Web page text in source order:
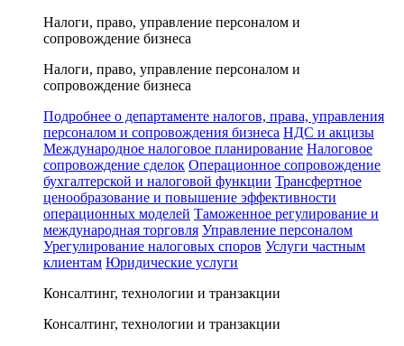
Налоги, право, управление персоналом и
сопровождение бизнеса
Налоги, право, управление персоналом и
сопровождение бизнеса
Подробнее о департаменте налогов, права, управления
персоналом и сопровождения бизнеса НДС и акцизы
Международное налоговое планирование Налоговое
сопровождение сделок Операционное сопровождение
бухгалтерской и налоговой функции Трансфертное
ценообразование и повышение эффективности
операционных моделей Таможенное регулирование и
международная торговля Управление персоналом
Урегулирование налоговых споров Услуги частным
клиентам Юридические услуги
Консалтинг, технологии и транзакции
Консалтинг, технологии и транзакции